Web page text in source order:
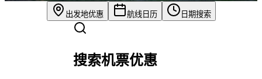
出发地优惠 航线日历 日期搜索
搜索机票优惠